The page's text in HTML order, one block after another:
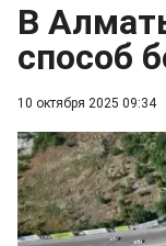
10 октября 2025 09:34
В
способ